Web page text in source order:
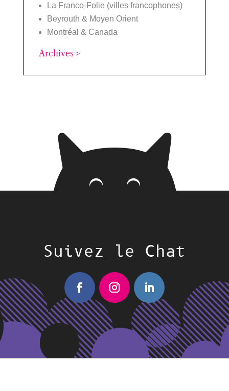
La Franco-Folie (villes francophones)
Beyrouth & Moyen Orient
Montréal & Canada
Archives >
Suivez le Chat